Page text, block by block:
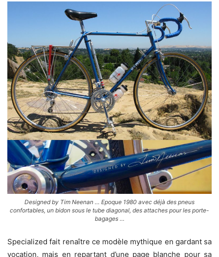
Designed by Tim Neenan … Epoque 1980 avec déjà des pneus
confortables, un bidon sous le tube diagonal, des attaches pour les porte-
bagages …
Specialized fait renaître ce modèle mythique en gardant sa
vocation, mais en repartant d’une page blanche pour sa